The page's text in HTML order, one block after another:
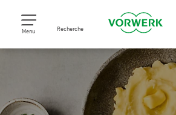
Menu Recherche